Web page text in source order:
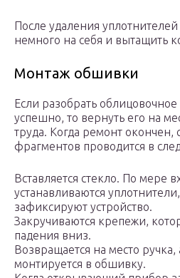
После удаления
немного на себя и вытащить
Монтаж обшивки
Если разобрать
успешно, то вернуть его на
труда. Когда ремонт окончен,
фрагментов проводится в
Вставляется стекло. По мере
устанавливаются
зафиксируют устройство.
Закручиваются крепежи,
падения вниз.
Возвращается на место
монтируется в обшивку.